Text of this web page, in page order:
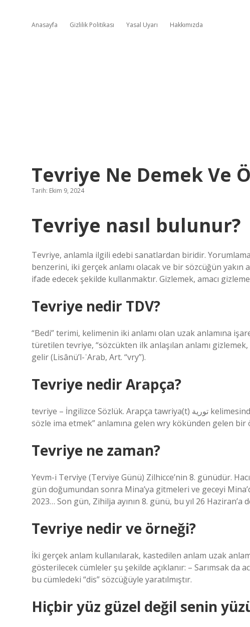
Anasayfa Gizlilik Politikası Yasal Uyarı Hakkımızda
Tevriye Ne Demek Ve
Tarih: Ekim 9, 2024
Tevriye nasıl bulunur?
Tevriye, anlamla ilgili edebi sanatlardan biridir.
benzerini, iki gerçek anlamı olacak ve bir sözcüğün yakın
ifade edecek şekilde kullanmaktır. Gizlemek, amacı
Tevriye nedir TDV?
“Bedi” terimi, kelimenin iki anlamı olan uzak anlamına
türetilen tevriye, “sözcükten ilk anlaşılan anlamı
gelir (Lisânü’l-ʿArab, Art. “vry”).
Tevriye nedir Arapça?
tevriye – İngilizce Sözlük. Arapça tawriya(t) تورية kelimesinden türeyen ve “amacı veya anlamı gizlemek, örtülü bir
sözle ima etmek” anlamına gelen wry kökünden gelen bir
Tevriye ne zaman?
Yevm-i Terviye (Terviye Günü) Zilhicce’nin 8. günüdür.
gün doğumundan sonra Mina’ya gitmeleri ve geceyi
2023… Son gün, Zihilja ayının 8. günü, bu yıl 26 Haziran’a
Tevriye nedir ve örneği?
İki gerçek anlam kullanılarak, kastedilen anlam uzak
gösterilecek cümleler şu şekilde açıklanır: – Sarımsak da
bu cümledeki “dis” sözcüğüyle yaratılmıştır.
Hiçbir yüz güzel değil senin